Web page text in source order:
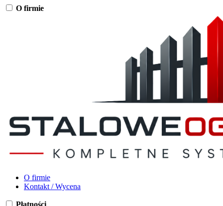
O firmie
O firmie
Kontakt / Wycena
Płatności